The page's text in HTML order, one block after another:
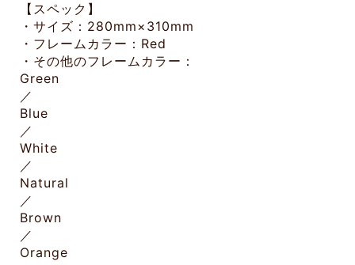
【スペック】
・サイズ：280mm×310mm
・フレームカラー：Red
・その他のフレームカラー：
Green
／
Blue
／
White
／
Natural
／
Brown
／
Orange